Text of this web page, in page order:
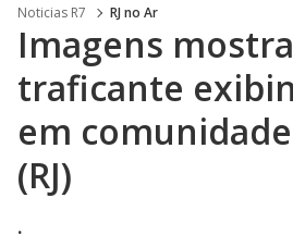
Noticias R7 RJ no Ar
Imagens
traficante
em
(RJ)
.